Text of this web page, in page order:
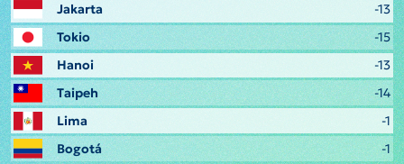
Jakarta
-13
Tokio
-15
Hanoi
-13
Taipeh
-14
Lima
-1
Bogotá
-1